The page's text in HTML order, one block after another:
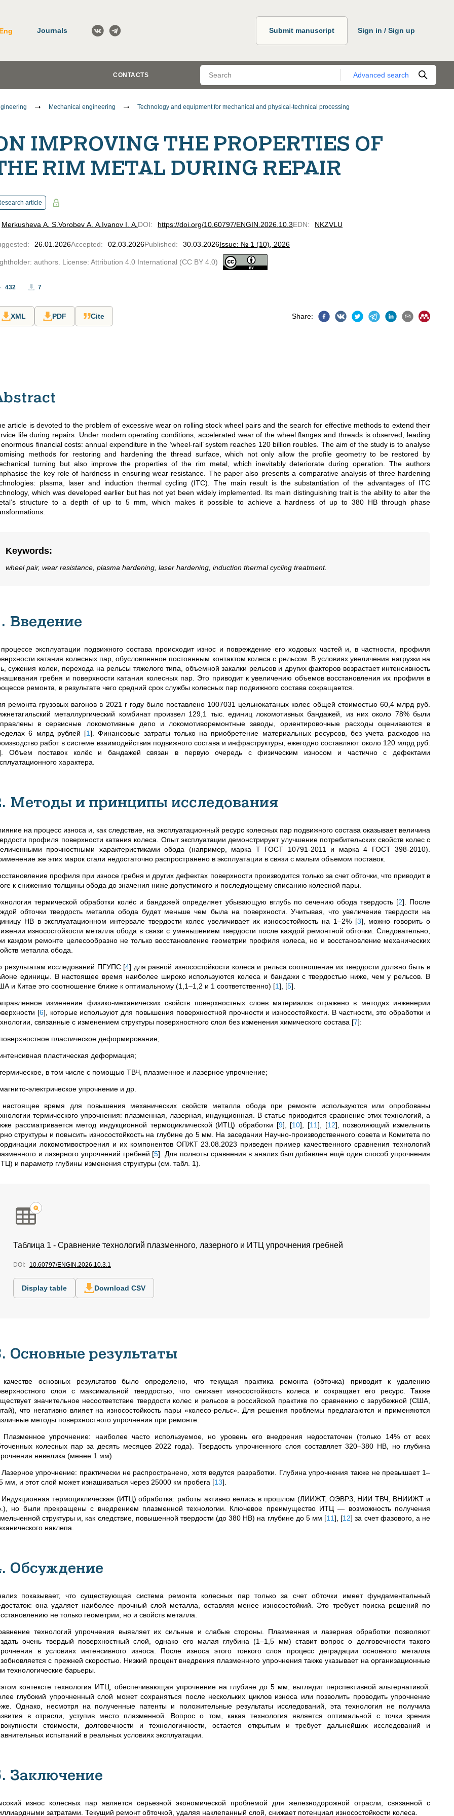
Eng Journals Submit manuscript Sign in / Sign up
CONTACTS Advanced search
Mechanical engineering Technology and equipment for mechanical and physical-technical processing
IMPROVING THE PROPERTIES OF
RIM METAL DURING REPAIR
article
Merkusheva A. S. Vorobev A. A. Ivanov I. A. DOI: https://doi.org/10.60797/ENGIN.2026.10.3EDN: NKZVLU
: 26.01.2026Accepted: 02.03.2026Published: 30.03.2026Issue: № 1 (10), 2026
authors. License: Attribution 4.0 International (CC BY 4.0)
432 7
XML PDF Cite Share:
article is devoted to the problem of excessive wear on rolling stock wheel pairs and the search for effective methods to extend their
life during repairs. Under modern operating conditions, accelerated wear of the wheel flanges and threads is observed, leading
financial costs: annual expenditure in the ‘wheel-rail’ system reaches 120 billion roubles. The aim of the study is to analyse
methods for restoring and hardening the thread surface, which not only allow the profile geometry to be restored by
turning but also improve the properties of the rim metal, which inevitably deteriorate during operation. The authors
the key role of hardness in ensuring wear resistance. The paper also presents a comparative analysis of three hardening
plasma, laser and induction thermal cycling (ITC). The main result is the substantiation of the advantages of ITC
which was developed earlier but has not yet been widely implemented. Its main distinguishing trait is the ability to alter the
structure to a depth of up to 5 mm, which makes it possible to achieve a hardness of up to 380 HB through phase
Keywords:
wheel pair, wear resistance, plasma hardening, laser hardening, induction thermal cycling treatment.
Введение
эксплуатации подвижного состава происходит износ и повреждение его ходовых частей и, в частности, профиля
катания колесных пар, обусловленное постоянным контактом колеса с рельсом. В условиях увеличения нагрузки на
сужения колеи, перехода на рельсы тяжелого типа, объемной закалки рельсов и других факторов возрастает интенсивность
гребня и поверхности катания колесных пар. Это приводит к увеличению объемов восстановления их профиля в
ремонта, в результате чего средний срок службы колесных пар подвижного состава сокращается.
ремонта грузовых вагонов в 2021 г году было поставлено 1007031 цельнокатаных колес общей стоимостью 60,4 млрд руб.
металлургический комбинат произвел 129,1 тыс. единиц локомотивных бандажей, из них около 78% были
в сервисные локомотивные депо и локомотиворемонтные заводы, ориентировочные расходы оцениваются в
6 млрд рублей [1] . Финансовые затраты только на приобретение материальных ресурсов, без учета расходов на
работ в системе взаимодействия подвижного состава и инфраструктуры, ежегодно составляют около 120 млрд руб.
. Объем поставок колёс и бандажей связан в первую очередь с физическим износом и частично с дефектами
характера.
Методы и принципы исследования
на процесс износа и, как следствие, на эксплуатационный ресурс колесных пар подвижного состава оказывает величина
профиля поверхности катания колеса. Опыт эксплуатации демонстрирует улучшение потребительских свойств колес с
прочностными характеристиками обода (например, марка Т ГОСТ 10791-2011 и марка 4 ГОСТ 398-2010).
же этих марок стали недостаточно распространено в эксплуатации в связи с малым объемом поставок.
профиля при износе гребня и других дефектах поверхности производится только за счет обточки, что приводит в
к снижению толщины обода до значения ниже допустимого и последующему списанию колесной пары.
термической обработки колёс и бандажей определяет убывающую вглубь по сечению обода твердость [2] . После
обточки твердость металла обода будет меньше чем была на поверхности. Учитывая, что увеличение твердости на
НВ в эксплуатационном интервале твердости колес увеличивает их износостойкость на 1–2% [3] , можно говорить о
износостойкости металла обода в связи с уменьшением твердости после каждой ремонтной обточки. Следовательно,
каждом ремонте целесообразно не только восстановление геометрии профиля колеса, но и восстановление механических
металла обода.
результатам исследований ПГУПС [4] для равной износостойкости колеса и рельса соотношение их твердости должно быть в
единицы. В настоящее время наиболее широко используются колеса и бандажи с твердостью ниже, чем у рельсов. В
и Китае это соотношение ближе к оптимальному (1,1–1,2 и 1 соответственно) [1] [5]
изменение физико-механических свойств поверхностных слоев материалов отражено в методах инженерии
[6] , которые используют для повышения поверхностной прочности и износостойкости. В частности, это обработки и
связанные с изменением структуры поверхностного слоя без изменения химического состава [7]:
пластическое деформирование;
пластическая деформация;
в том числе с помощью ТВЧ, плазменное и лазерное упрочнение;
электрическое упрочнение и др.
время для повышения механических свойств металла обода при ремонте используются или опробованы
термического упрочнения: плазменная, лазерная, индукционная. В статье приводится сравнение этих технологий, а
рассматривается метод индукционной термоциклической (ИТЦ) обработки [9] [10] [11] [12] , позволяющий измельчить
структуры и повысить износостойкость на глубине до 5 мм. На заседании Научно-производственного совета и Комитета по
локомотивостроения и их компонентов ОПЖТ 23.08.2023 приведен пример качественного сравнения технологий
и лазерного упрочнений гребней [5] . Для полноты сравнения в анализ был добавлен ещё один способ упрочнения
и параметр глубины изменения структуры (см. табл. 1)
Таблица 1 - Сравнение технологий плазменного, лазерного и ИТЦ упрочнения гребней
DOI: 10.60797/ENGIN.2026.10.3.1
Display table Download CSV
Основные результаты
основных результатов было определено, что текущая практика ремонта (обточка) приводит к удалению
слоя с максимальной твердостью, что снижает износостойкость колеса и сокращает его ресурс. Также
значительное несоответствие твердости колес и рельсов в российской практике по сравнению с зарубежной (США,
что негативно влияет на износостойкость пары «колесо-рельс». Для решения проблемы предлагаются и применяются
методы поверхностного упрочнения при ремонте:
Плазменное упрочнение: наиболее часто используемое, но уровень его внедрения недостаточен (только 14% от всех
колесных пар за десять месяцев 2022 года). Твердость упрочненного слоя составляет 320–380 НВ, но глубина
невелика (менее 1 мм).
упрочнение: практически не распространено, хотя ведутся разработки. Глубина упрочнения также не превышает 1–
мм, и этот слой может изнашиваться через 25000 км пробега [13]
Индукционная термоциклическая (ИТЦ) обработка: работы активно велись в прошлом (ЛИИЖТ, ОЭВРЗ, НИИ ТВЧ, ВНИИЖТ и
но были прекращены с внедрением плазменной технологии. Ключевое преимущество ИТЦ — возможность получения
структуры и, как следствие, повышенной твердости (до 380 НВ) на глубине до 5 мм [11] [12] за счет фазового, а не
наклепа.
Обсуждение
показывает, что существующая система ремонта колесных пар только за счет обточки имеет фундаментальный
она удаляет наиболее прочный слой металла, оставляя менее износостойкий. Это требует поиска решений по
не только геометрии, но и свойств металла.
технологий упрочнения выявляет их сильные и слабые стороны. Плазменная и лазерная обработки позволяют
очень твердый поверхностный слой, однако его малая глубина (1–1,5 мм) ставит вопрос о долговечности такого
в условиях интенсивного износа. После износа этого тонкого слоя процесс деградации основного металла
с прежней скоростью. Низкий процент внедрения плазменного упрочнения также указывает на организационные
технологические барьеры.
контексте технология ИТЦ, обеспечивающая упрочнение на глубине до 5 мм, выглядит перспективной альтернативой.
глубокий упрочненный слой может сохраняться после нескольких циклов износа или позволить проводить упрочнение
Однако, несмотря на полученные патенты и положительные результаты исследований, эта технология не получила
в отрасли, уступив место плазменной. Вопрос о том, какая технология является оптимальной с точки зрения
стоимости, долговечности и технологичности, остается открытым и требует дальнейших исследований и
испытаний в реальных условиях эксплуатации.
Заключение
износ колесных пар является серьезной экономической проблемой для железнодорожной отрасли, связанной с
затратами. Текущий ремонт обточкой, удаляя наклепанный слой, снижает потенциал износостойкости колеса.